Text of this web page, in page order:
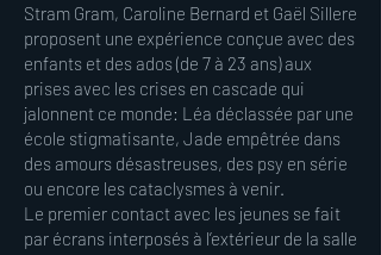
Stram Gram, Caroline Bernard et Gaël Sillere
proposent une expérience conçue avec des
enfants et des ados (de 7 à 23 ans) aux
prises avec les crises en cascade qui
jalonnent ce monde: Léa déclassée par une
école stigmatisante, Jade empêtrée dans
des amours désastreuses, des psy en série
ou encore les cataclysmes à venir.
Le premier contact avec les jeunes se fait
par écrans interposés à l’extérieur de la salle